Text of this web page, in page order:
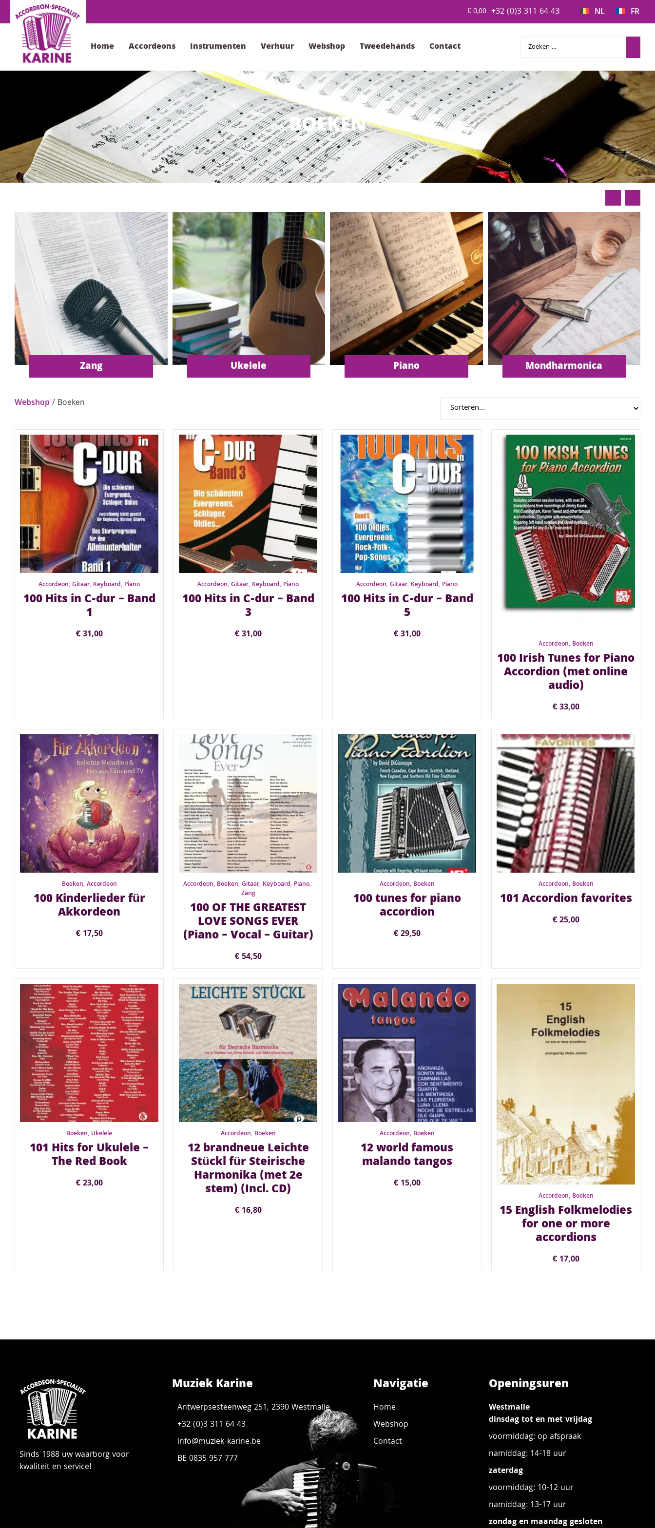
€0,00 +32 (0)3 311 64 43 NL FR
Home Accordeons Instrumenten Verhuur Webshop Tweedehands Contact
BOEKEN
Zang Ukelele Piano Mondharmonica
Webshop / Boeken
Accordeon, Gitaar, Keyboard, Piano
100 Hits in C-dur – Band
1
€31,00
Accordeon, Gitaar, Keyboard, Piano
100 Hits in C-dur – Band
3
€31,00
Accordeon, Gitaar, Keyboard, Piano
100 Hits in C-dur – Band
5
€31,00
Accordeon, Boeken
100 Irish Tunes for Piano
Accordion (met online
audio)
€33,00
Boeken, Accordeon
100 Kinderlieder für
Akkordeon
€17,50
Accordeon, Boeken, Gitaar, Keyboard, Piano,
Zang
100 OF THE GREATEST
LOVE SONGS EVER
(Piano – Vocal – Guitar)
€54,50
Accordeon, Boeken
100 tunes for piano
accordion
€29,50
Accordeon, Boeken
101 Accordion favorites
€25,00
Boeken, Ukelele
101 Hits for Ukulele –
The Red Book
€23,00
Accordeon, Boeken
12 brandneue Leichte
Stückl für Steirische
Harmonika (met 2e
stem) (Incl. CD)
€16,80
Accordeon, Boeken
12 world famous
malando tangos
€15,00
Accordeon, Boeken
15 English Folkmelodies
for one or more
accordions
€17,00
Sinds 1988 uw waarborg voor
kwaliteit en service!
Muziek Karine
Antwerpsesteenweg 251, 2390 Westmalle
+32 (0)3 311 64 43
info@muziek-karine.be
BE 0835 957 777
Navigatie
Home
Webshop
Contact
Openingsuren
Westmalle
dinsdag tot en met vrijdag
voormiddag: op afspraak
namiddag: 14-18 uur
zaterdag
voormiddag: 10-12 uur
namiddag: 13-17 uur
zondag en maandag gesloten